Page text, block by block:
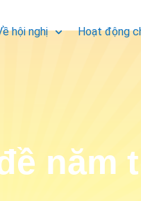
hội nghị Hoạt động
năm